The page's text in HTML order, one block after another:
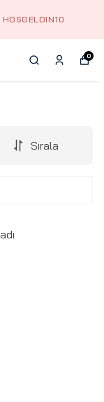
HOSGELDIN10
0
Sırala